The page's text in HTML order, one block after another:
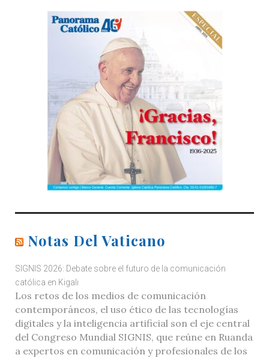
Notas Del Vaticano
SIGNIS 2026: Debate sobre el futuro de la comunicación
católica en Kigali
Los retos de los medios de comunicación
contemporáneos, el uso ético de las tecnologías
digitales y la inteligencia artificial son el eje central
del Congreso Mundial SIGNIS, que reúne en Ruanda
a expertos en comunicación y profesionales de los